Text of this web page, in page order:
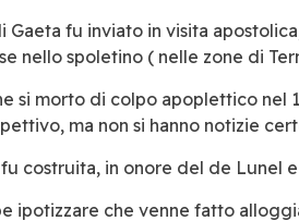
Gaeta fu inviato in visita
nello spoletino ( nelle zone di
si morto di colpo apoplettico
ma non si hanno notizie
costruita, in onore del de Lunel
ipotizzare che venne fatto